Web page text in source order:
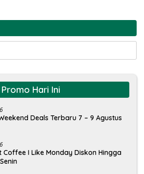
Hari Ini
Deals Terbaru 7 – 9 Agustus
Coffee I Like Monday Diskon Hingga